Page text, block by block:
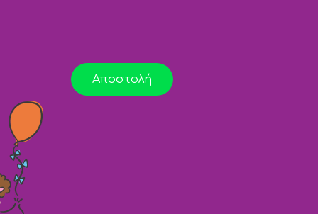
Αποστολή